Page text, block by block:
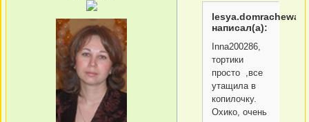
lesya.domrachewa
написал(а):
Inna200286,
тортики
просто ,все
утащила в
копилочку.
Охико, очень